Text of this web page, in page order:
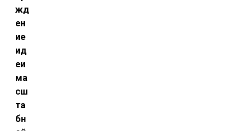
жд
ен
ие
ид
еи
ма
сш
та
бн